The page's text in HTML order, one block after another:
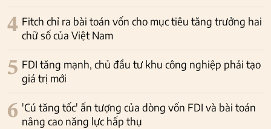
4 Fitch chỉ ra bài toán vốn cho mục tiêu tăng trưởng hai
chữ số của Việt Nam
5 FDI tăng mạnh, chủ đầu tư khu công nghiệp phải tạo
giá trị mới
6 'Cú tăng tốc' ấn tượng của dòng vốn FDI và bài toán
nâng cao năng lực hấp thụ